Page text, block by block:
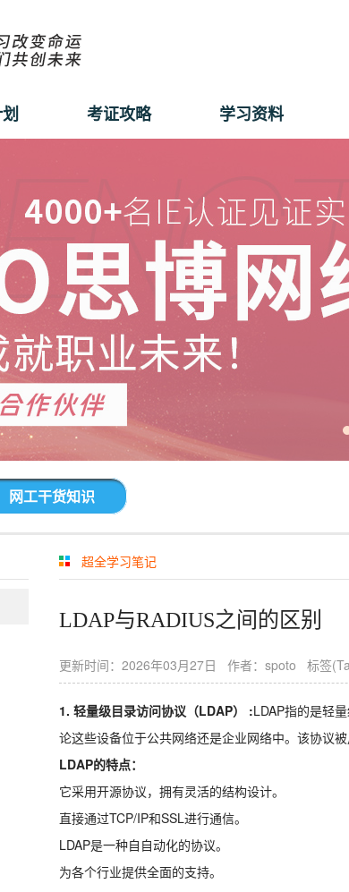
考证攻略 学习资料
网工干货知识
超全学习笔记
LDAP与RADIUS之间的区别
更新时间：2026年03月27日 作者：spoto 标签
1. 轻量级目录访问协议（LDAP） :LDAP指的是轻
论这些设备位于公共网络还是企业网络中。该协议
LDAP的特点：
它采用开源协议，拥有灵活的结构设计。
直接通过TCP/IP和SSL进行通信。
LDAP是一种自自动化的协议。
为各个行业提供全面的支持。